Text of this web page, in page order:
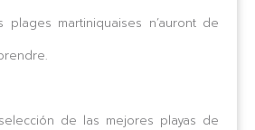
martiniquaises n’auront de
de las mejores playas de